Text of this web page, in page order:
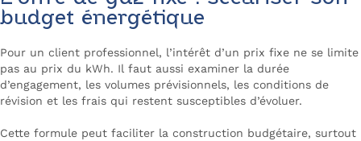
budget énergétique
Pour un client professionnel, l’intérêt d’un prix fixe ne se limite
pas au prix du kWh. Il faut aussi examiner la durée
d’engagement, les volumes prévisionnels, les conditions de
révision et les frais qui restent susceptibles d’évoluer.
Cette formule peut faciliter la construction budgétaire, surtout